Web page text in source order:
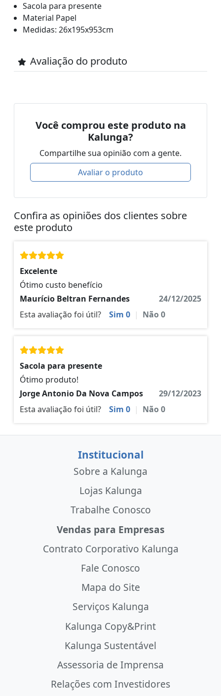
Sacola para presente
Material Papel
Medidas: 26x195x953cm
Avaliação do produto
Você comprou este produto na
Kalunga?
Compartilhe sua opinião com a gente.
Avaliar o produto
Confira as opiniões dos clientes sobre
este produto
Excelente
Ótimo custo benefício
Maurício Beltran Fernandes
24/12/2025
Esta avaliação foi útil?
Sim 0 | Não0
Sacola para presente
Ótimo produto!
Jorge Antonio Da Nova Campos
29/12/2023
Esta avaliação foi útil?
Sim 0 | Não0
Institucional
Sobre a Kalunga
Lojas Kalunga
Trabalhe Conosco
Vendas para Empresas
Contrato Corporativo Kalunga
Fale Conosco
Mapa do Site
Serviços Kalunga
Kalunga Copy&Print
Kalunga Sustentável
Assessoria de Imprensa
Relações com Investidores